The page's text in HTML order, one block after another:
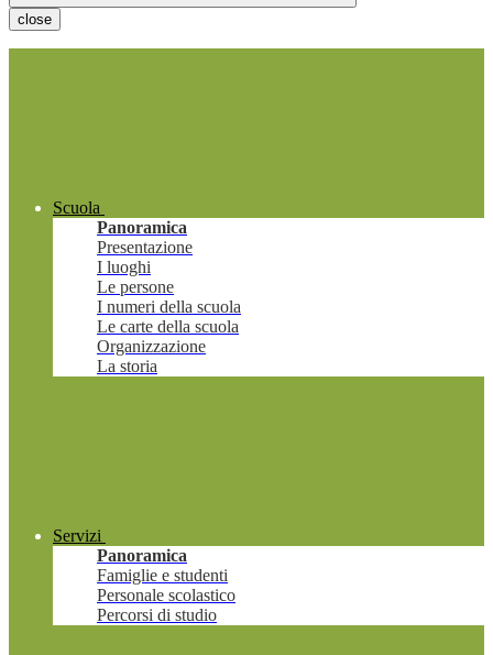
close
Scuola
Panoramica
Presentazione
I luoghi
Le persone
I numeri della scuola
Le carte della scuola
Organizzazione
La storia
Servizi
Panoramica
Famiglie e studenti
Personale scolastico
Percorsi di studio